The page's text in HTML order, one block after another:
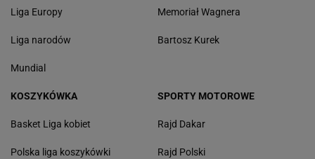
Liga Europy
Liga narodów
Mundial
Memoriał Wagnera
Bartosz Kurek
KOSZYKÓWKA
Basket Liga kobiet
Polska liga koszykówki
SPORTY MOTOROWE
Rajd Dakar
Rajd Polski